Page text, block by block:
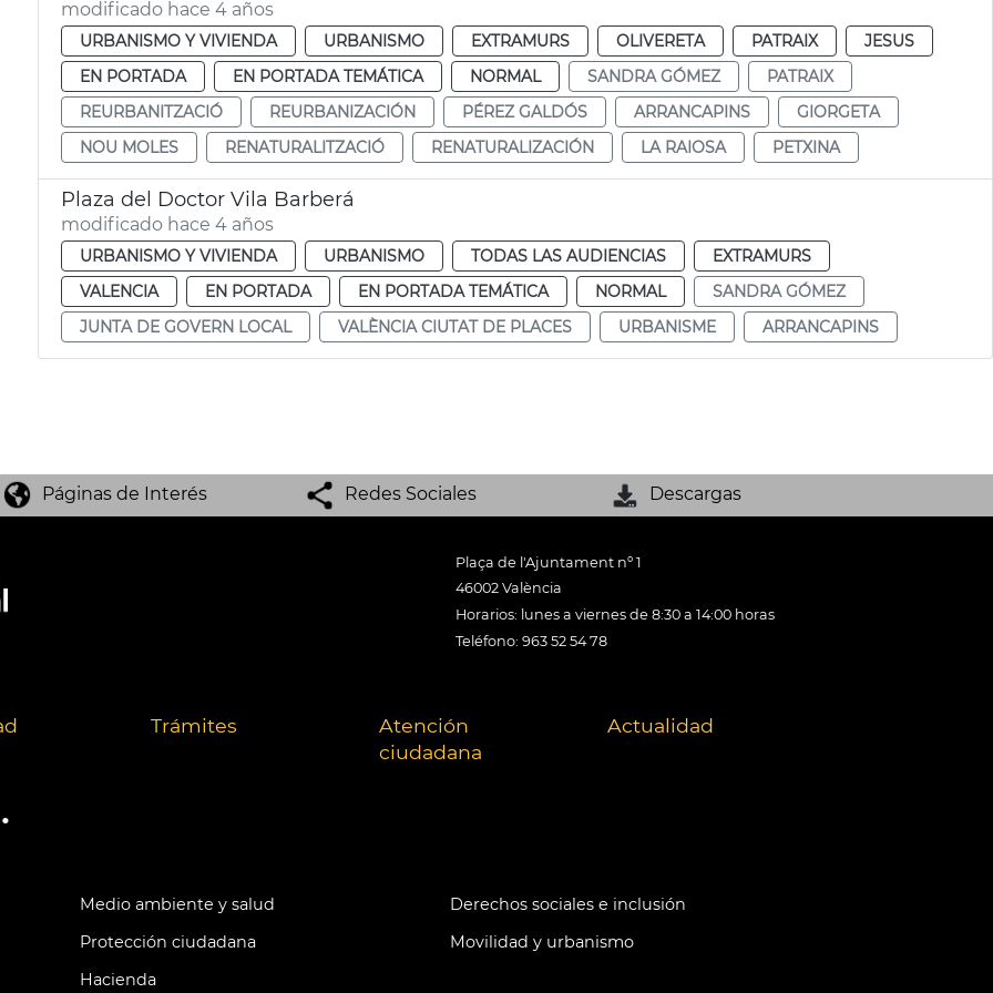
modificado hace 4 años
URBANISMO Y VIVIENDA URBANISMO EXTRAMURS OLIVERETA PATRAIX
JESUS
EN PORTADA
EN PORTADA TEMÁTICA NORMAL SANDRA GÓMEZ
PATRAIX
REURBANITZACIÓ
REURBANIZACIÓN PÉREZ GALDÓS ARRANCAPINS
GIORGETA
NOU MOLES
RENATURALITZACIÓ RENATURALIZACIÓN LA RAIOSA PETXINA
Plaza del Doctor Vila Barberá
modificado hace 4 años
URBANISMO Y VIVIENDA URBANISMO TODAS LAS AUDIENCIAS
EXTRAMURS
VALENCIA
EN PORTADA EN PORTADA TEMÁTICA NORMAL
SANDRA GÓMEZ
JUNTA DE GOVERN LOCAL
VALÈNCIA CIUTAT DE PLACES URBANISME ARRANCAPINS
Páginas de Interés Redes Sociales Descargas
Plaça de l'Ajuntament nº 1
46002 València
Horarios: lunes a viernes de 8:30 a 14:00 horas
Teléfono: 963 52 54 78
Trámites
Atención
ciudadana
Actualidad
Medio ambiente y salud
Derechos sociales e inclusión
Protección ciudadana
Movilidad y urbanismo
Hacienda